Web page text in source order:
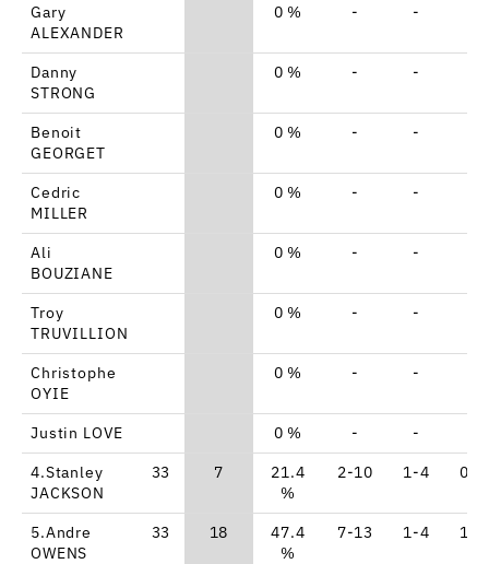
Gary
ALEXANDER
0 % - -
Danny
STRONG
0 % - -
Benoit
GEORGET
0 % - -
Cedric
MILLER
0 % - -
Ali
BOUZIANE
0 % - -
Troy
TRUVILLION
0 % - -
Christophe
OYIE
0 % - -
Justin LOVE 0 % - -
4.Stanley
JACKSON
33 7
21.4
%
2-10 1-4 0-0
5.Andre
OWENS
33 18
47.4
%
7-13 1-4 1-2